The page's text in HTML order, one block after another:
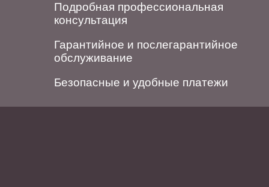
Подробная профессиональная
консультация
Гарантийное и послегарантийное
обслуживание
Безопасные и удобные платежи